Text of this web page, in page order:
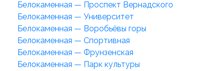
Белокаменная — Проспект Вернадского
Белокаменная — Университет
Белокаменная — Воробьёвы горы
Белокаменная — Спортивная
Белокаменная — Фрунзенская
Белокаменная — Парк культуры